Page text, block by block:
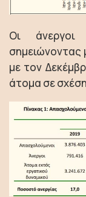
Οι
σημειώνοντας
με τον
άτομα σε